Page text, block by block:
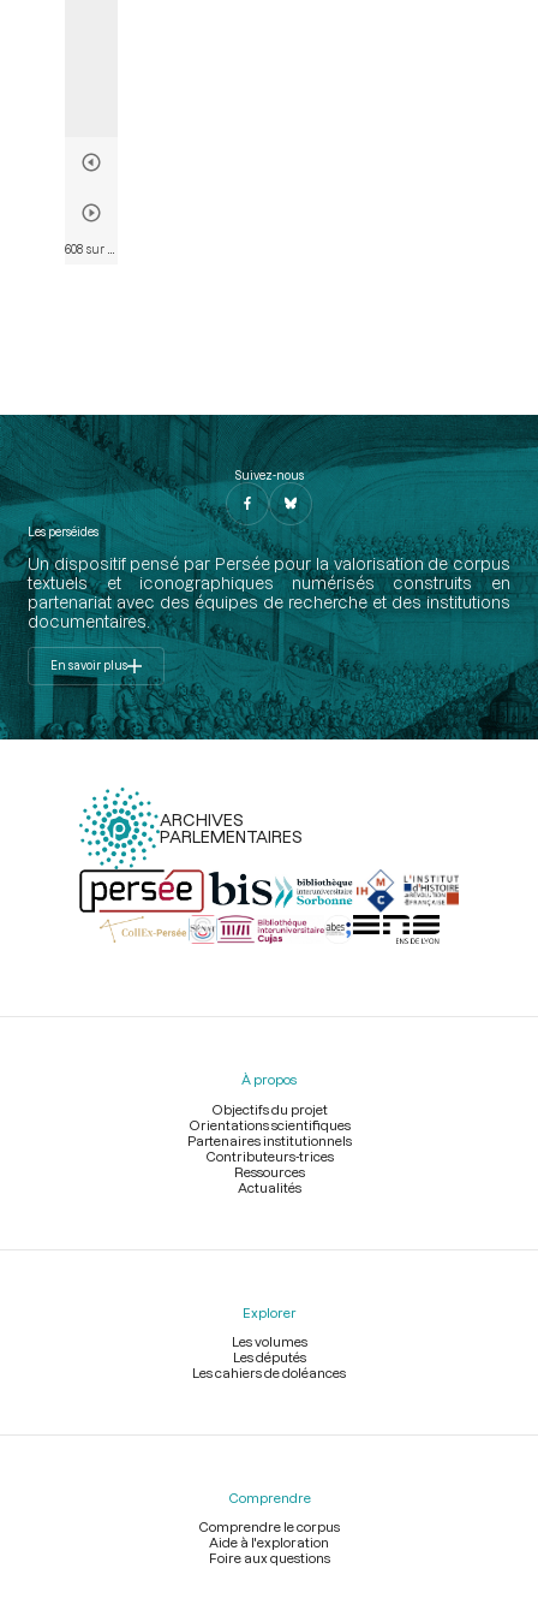
Suivez-nous
Les perséides
Un dispositif pensé par Persée pour la valorisation de corpus
textuels et iconographiques numérisés construits en
partenariat avec des équipes de recherche et des institutions
documentaires.
En savoir plus
ARCHIVES
PARLEMENTAIRES
Menu
À propos
Objectifs du projet
Orientations scientifiques
Partenaires institutionnels
Contributeurs-trices
Ressources
Actualités
Explorer
Les volumes
Les députés
Les cahiers de doléances
Comprendre
Comprendre le corpus
Aide à l'exploration
Foire aux questions